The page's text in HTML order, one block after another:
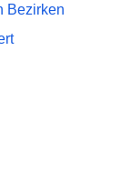
Bezirken